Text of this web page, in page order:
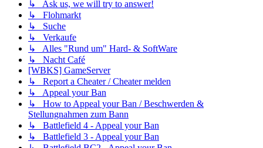
↳ Ask us, we will try to answer!
↳ Flohmarkt
↳ Suche
↳ Verkaufe
↳ Alles "Rund um" Hard- & SoftWare
↳ Nacht Café
[WBKS] GameServer
↳ Report a Cheater / Cheater melden
↳ Appeal your Ban
↳ How to Appeal your Ban / Beschwerden &
Stellungnahmen zum Bann
↳ Battlefield 4 - Appeal your Ban
↳ Battlefield 3 - Appeal your Ban